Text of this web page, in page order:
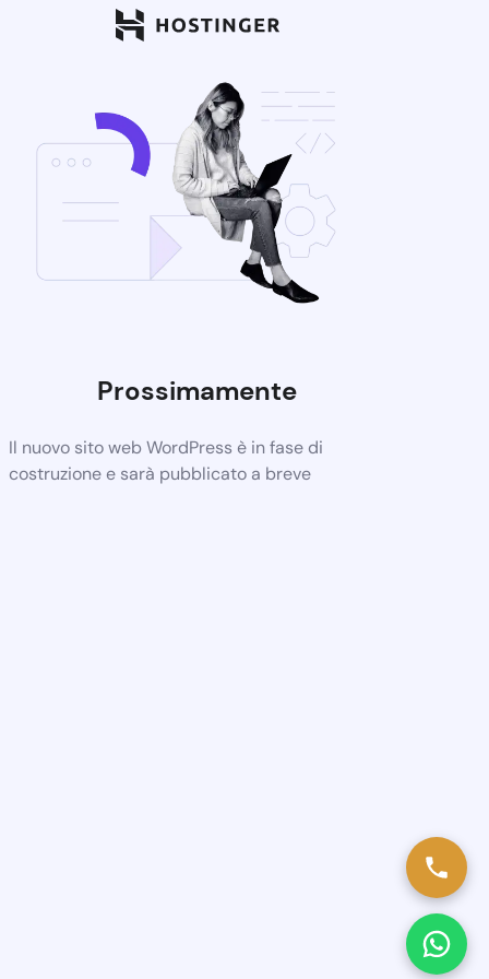
Prossimamente
Il nuovo sito web WordPress è in fase di
costruzione e sarà pubblicato a breve